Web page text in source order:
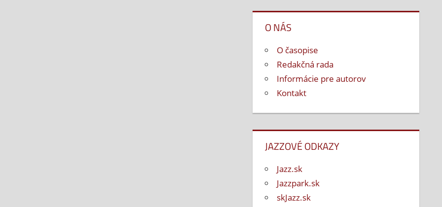
O NÁS
O časopise
Redakčná rada
Informácie pre autorov
Kontakt
JAZZOVÉ ODKAZY
Jazz.sk
Jazzpark.sk
skJazz.sk